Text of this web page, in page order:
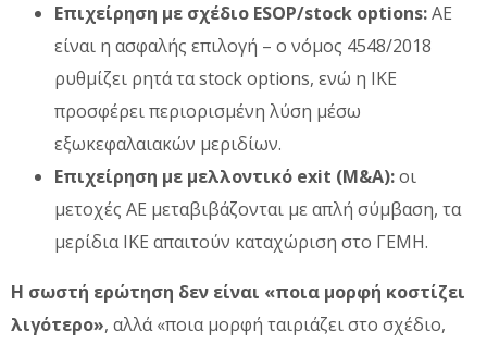
Επιχείρηση με σχέδιο ESOP/stock options:ΑΕ
είναι η ασφαλής επιλογή – ο νόμος 4548/2018
ρυθμίζει ρητά τα stock options, ενώ η ΙΚΕ
προσφέρει περιορισμένη λύση μέσω
εξωκεφαλαιακών μεριδίων.
Επιχείρηση με μελλοντικό exit (M&A):οι
μετοχές ΑΕ μεταβιβάζονται με απλή σύμβαση, τα
μερίδια ΙΚΕ απαιτούν καταχώριση στο ΓΕΜΗ.
Η σωστή ερώτηση δεν είναι «ποια μορφή κοστίζει
λιγότερο», αλλά «ποια μορφή ταιριάζει στο σχέδιο,